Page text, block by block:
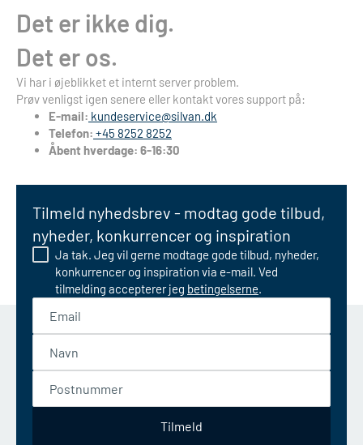
Det er ikke dig.
Det er os.
Vi har i øjeblikket et internt server problem.
Prøv venligst igen senere eller kontakt vores support på:
E-mail: kundeservice@silvan.dk
Telefon: +45 8252 8252
Åbent hverdage: 6-16:30
Tilmeld nyhedsbrev - modtag gode tilbud,
nyheder, konkurrencer og inspiration
Ja tak. Jeg vil gerne modtage gode tilbud, nyheder,
konkurrencer og inspiration via e-mail. Ved
tilmelding accepterer jeg betingelserne.
Tilmeld